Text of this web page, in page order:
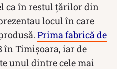
ca în restul țărilor din
locul în care
Prima fabrică de
în Timișoara, iar de
unul dintre cele mai